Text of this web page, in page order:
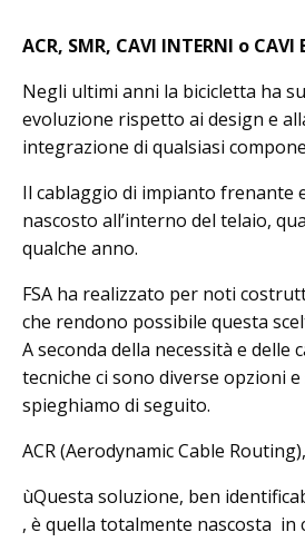
ACR, SMR, CAVI INTERNI o CAVI
Negli ultimi anni la bicicletta ha
evoluzione rispetto ai design e
integrazione di qualsiasi
Il cablaggio di impianto frenante
nascosto all’interno del telaio,
qualche anno.
FSA ha realizzato per noti
che rendono possibile questa
A seconda della necessità e delle
tecniche ci sono diverse opzioni
spieghiamo di seguito.
ACR (Aerodynamic Cable
ùQuesta soluzione, ben
, è quella totalmente nascosta in